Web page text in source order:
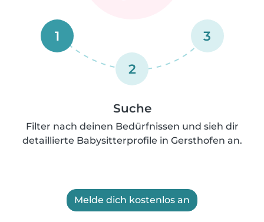
1
2
3
Suche
Filter nach deinen Bedürfnissen und sieh dir
detaillierte Babysitterprofile in Gersthofen an.
Melde dich kostenlos an